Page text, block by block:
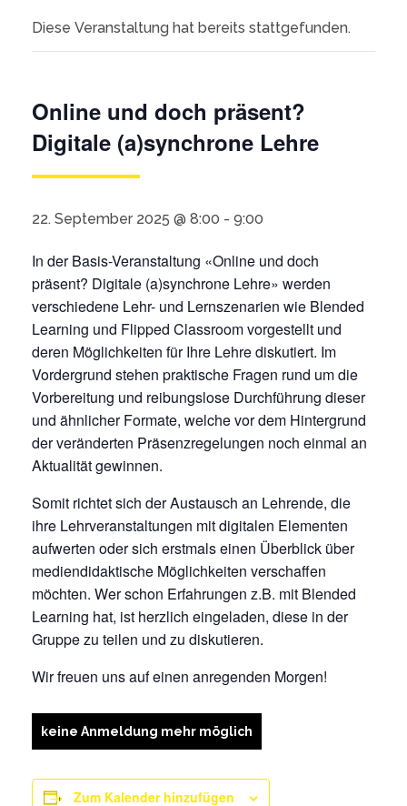
Diese Veranstaltung hat bereits stattgefunden.
Online und doch präsent?
Digitale (a)synchrone Lehre
22. September 2025 @ 8:00 - 9:00
In der Basis-Veranstaltung «Online und doch
präsent? Digitale (a)synchrone Lehre» werden
verschiedene Lehr- und Lernszenarien wie Blended
Learning und Flipped Classroom vorgestellt und
deren Möglichkeiten für Ihre Lehre diskutiert. Im
Vordergrund stehen praktische Fragen rund um die
Vorbereitung und reibungslose Durchführung dieser
und ähnlicher Formate, welche vor dem Hintergrund
der veränderten Präsenzregelungen noch einmal an
Aktualität gewinnen.
Somit richtet sich der Austausch an Lehrende, die
ihre Lehrveranstaltungen mit digitalen Elementen
aufwerten oder sich erstmals einen Überblick über
mediendidaktische Möglichkeiten verschaffen
möchten. Wer schon Erfahrungen z.B. mit Blended
Learning hat, ist herzlich eingeladen, diese in der
Gruppe zu teilen und zu diskutieren.
Wir freuen uns auf einen anregenden Morgen!
keine Anmeldung mehr möglich
Zum Kalender hinzufügen